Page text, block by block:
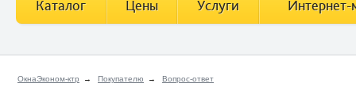
ОкнаЭконом-ктр → Покупателю → Вопрос-ответ
Каталог Цены Услуги Интернет-